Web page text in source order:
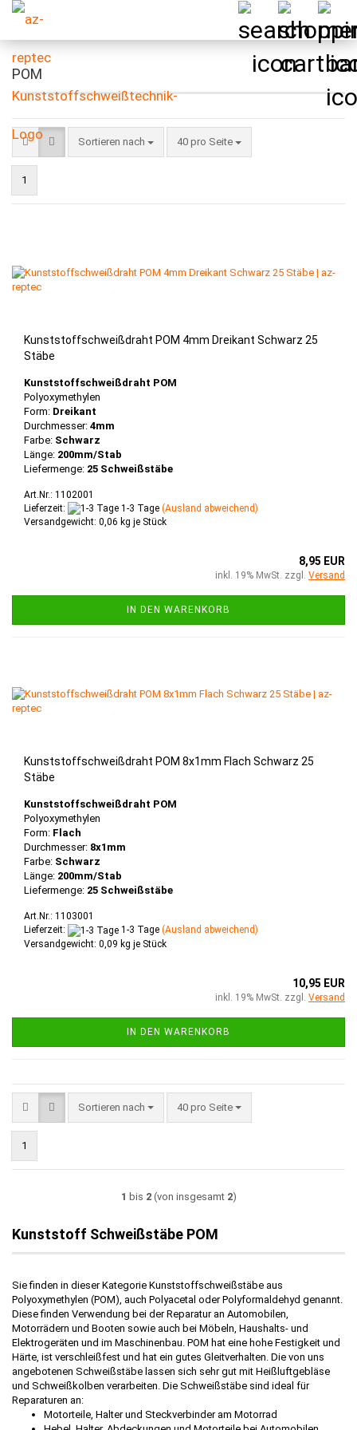
POM
Sortieren nach
Sortieren nach 40 pro Seite
pro Seite
1
Kunststoffschweißdraht POM 4mm Dreikant Schwarz 25
Stäbe
Kunststoffschweißdraht POM
Polyoxymethylen
Form: Dreikant
Durchmesser: 4mm
Farbe: Schwarz
Länge: 200mm/Stab
Liefermenge: 25 Schweißstäbe
Art.Nr.: 1102001
Lieferzeit:
1-3 Tage (Ausland abweichend)
Versandgewicht: 0,06 kg je Stück
8,95 EUR
inkl. 19% MwSt. zzgl. Versand
IN DEN WARENKORB
Kunststoffschweißdraht POM 8x1mm Flach Schwarz 25
Stäbe
Kunststoffschweißdraht POM
Polyoxymethylen
Form: Flach
Durchmesser: 8x1mm
Farbe: Schwarz
Länge: 200mm/Stab
Liefermenge: 25 Schweißstäbe
Art.Nr.: 1103001
Lieferzeit:
1-3 Tage (Ausland abweichend)
Versandgewicht: 0,09 kg je Stück
10,95 EUR
inkl. 19% MwSt. zzgl. Versand
IN DEN WARENKORB
Sortieren nach
Sortieren nach 40 pro Seite
pro Seite
1
1 bis 2(von insgesamt 2)
Kunststoff Schweißstäbe POM
Sie finden in dieser Kategorie Kunststoffschweißstäbe aus
Polyoxymethylen (POM), auch Polyacetal oder Polyformaldehyd genannt.
Diese finden Verwendung bei der Reparatur an Automobilen,
Motorrädern und Booten sowie auch bei Möbeln, Haushalts- und
Elektrogeräten und im Maschinenbau. POM hat eine hohe Festigkeit und
Härte, ist verschleißfest und hat ein gutes Gleitverhalten. Die von uns
angebotenen Schweißstäbe lassen sich sehr gut mit Heißluftgebläse
und Schweißkolben verarbeiten. Die Schweißstäbe sind ideal für
Reparaturen an:
Motorteile, Halter und Steckverbinder am Motorrad